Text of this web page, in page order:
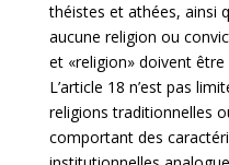
théistes et athées, ainsi
aucune religion ou
et «religion» doivent
L’article 18 n’est pas
religions traditionnelles
comportant des